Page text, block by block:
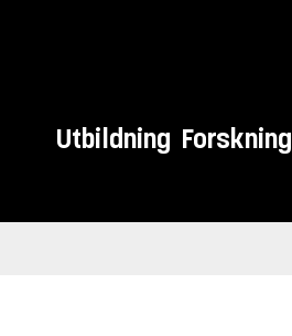
Utbildning Forskning